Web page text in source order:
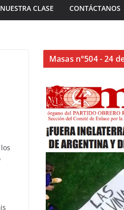
NUESTRA CLASE CONTÁCTANOS
Masas n°504 - 24